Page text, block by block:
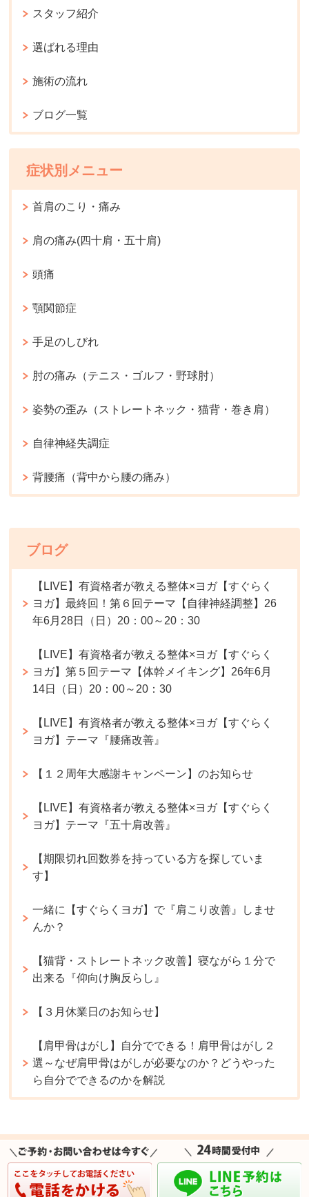
スタッフ紹介
選ばれる理由
施術の流れ
ブログ一覧
症状別メニュー
首肩のこり・痛み
肩の痛み(四十肩・五十肩)
頭痛
顎関節症
手足のしびれ
肘の痛み（テニス・ゴルフ・野球肘）
姿勢の歪み（ストレートネック・猫背・巻き肩）
自律神経失調症
背腰痛（背中から腰の痛み）
ブログ
【LIVE】有資格者が教える整体×ヨガ【すぐらく
ヨガ】最終回！第６回テーマ【自律神経調整】26
年6月28日（日）20：00～20：30
【LIVE】有資格者が教える整体×ヨガ【すぐらく
ヨガ】第５回テーマ【体幹メイキング】26年6月
14日（日）20：00～20：30
【LIVE】有資格者が教える整体×ヨガ【すぐらく
ヨガ】テーマ『腰痛改善』
【１２周年大感謝キャンペーン】のお知らせ
【LIVE】有資格者が教える整体×ヨガ【すぐらく
ヨガ】テーマ『五十肩改善』
【期限切れ回数券を持っている方を探していま
す】
一緒に【すぐらくヨガ】で『肩こり改善』しませ
んか？
【猫背・ストレートネック改善】寝ながら１分で
出来る『仰向け胸反らし』
【３月休業日のお知らせ】
【肩甲骨はがし】自分でできる！肩甲骨はがし２
選～なぜ肩甲骨はがしが必要なのか？どうやった
ら自分でできるのかを解説